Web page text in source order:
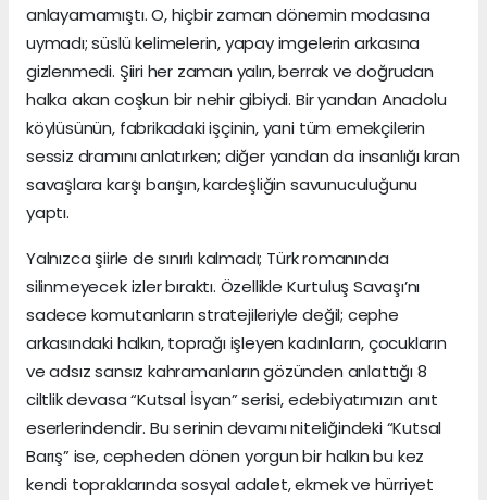
anlayamamıştı. O, hiçbir zaman dönemin modasına
uymadı; süslü kelimelerin, yapay imgelerin arkasına
gizlenmedi. Şiiri her zaman yalın, berrak ve doğrudan
halka akan coşkun bir nehir gibiydi. Bir yandan Anadolu
köylüsünün, fabrikadaki işçinin, yani tüm emekçilerin
sessiz dramını anlatırken; diğer yandan da insanlığı kıran
savaşlara karşı barışın, kardeşliğin savunuculuğunu
yaptı.
Yalnızca şiirle de sınırlı kalmadı; Türk romanında
silinmeyecek izler bıraktı. Özellikle Kurtuluş Savaşı’nı
sadece komutanların stratejileriyle değil; cephe
arkasındaki halkın, toprağı işleyen kadınların, çocukların
ve adsız sansız kahramanların gözünden anlattığı 8
ciltlik devasa “Kutsal İsyan” serisi, edebiyatımızın anıt
eserlerindendir. Bu serinin devamı niteliğindeki “Kutsal
Barış” ise, cepheden dönen yorgun bir halkın bu kez
kendi topraklarında sosyal adalet, ekmek ve hürriyet